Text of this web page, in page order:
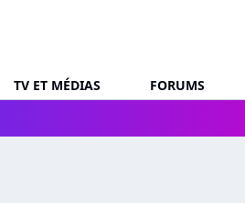
TV ET MÉDIAS
FORUMS